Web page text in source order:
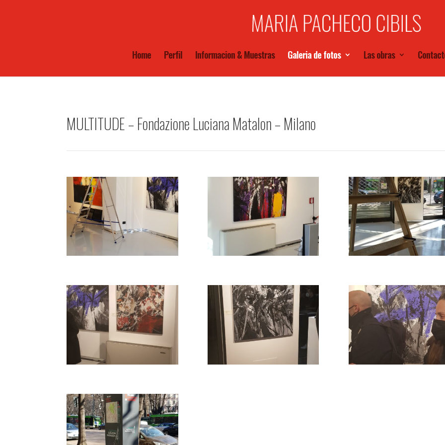
Home Perfil Informacion & Muestras Galeria de fotos Las obras
MULTITUDE – Fondazione Luciana Matalon – Milano